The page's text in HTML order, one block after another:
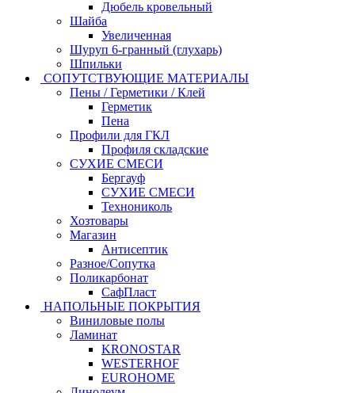
Дюбель кровельный
Шайба
Увеличенная
Шуруп 6-гранный (глухарь)
Шпильки
СОПУТСТВУЮЩИЕ МАТЕРИАЛЫ
Пены / Герметики / Клей
Герметик
Пена
Профили для ГКЛ
Профиля складские
СУХИЕ СМЕСИ
Бергауф
СУХИЕ СМЕСИ
Технониколь
Хозтовары
Магазин
Антисептик
Разное/Сопутка
Поликарбонат
СафПласт
НАПОЛЬНЫЕ ПОКРЫТИЯ
Виниловые полы
Ламинат
KRONOSTAR
WESTERHOF
EUROHOME